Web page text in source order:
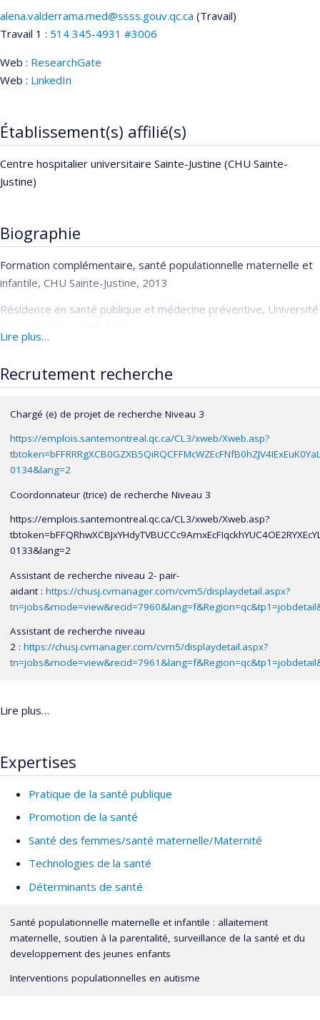
Courriels
alena.valderrama.med@ssss.gouv.qc.ca (Travail)
Travail 1 : 514 345-4931 #3006
Web : ResearchGate
Web : LinkedIn
Établissement(s) affilié(s)
Centre hospitalier universitaire Sainte-Justine (CHU Sainte-
Justine)
Biographie
Formation complémentaire, santé populationnelle maternelle et
infantile, CHU Sainte-Justine, 2013
Résidence en santé publique et médecine préventive, Université
Bourse du gouvernement Français, Hôpital Necker enfants
Pérou, 1998-2002
Formation en médecine, Universidad Nacional San Antonio Abad
del Cusco, Pérou
Lire plus…
Recrutement recherche
Chargé (e) de projet de recherche Niveau 3
https://emplois.santemontreal.qc.ca/CL3/xweb/Xweb.asp?
0134&lang=2
Coordonnateur (trice) de recherche Niveau 3
https://emplois.santemontreal.qc.ca/CL3/xweb/Xweb.asp?
0133&lang=2
Assistant de recherche niveau 2- pair-
aidant: https://chusj.cvmanager.com/cvm5/displaydetail.aspx?
Assistant de recherche niveau
2 : https://chusj.cvmanager.com/cvm5/displaydetail.aspx?
Lire plus…
Expertises
Pratique de la santé publique
Promotion de la santé
Santé des femmes/santé maternelle/Maternité
Technologies de la santé
Déterminants de santé
Santé populationnelle maternelle et infantile : allaitement
maternelle, soutien à la parentalité, surveillance de la santé et du
developpement des jeunes enfants
Interventions populationnelles en autisme